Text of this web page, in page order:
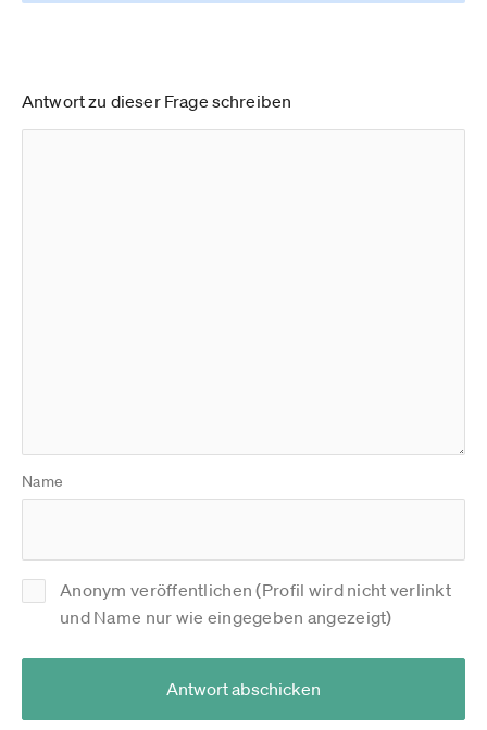
Antwort zu dieser Frage schreiben
Name
Anonym veröffentlichen (Profil wird nicht verlinkt
und Name nur wie eingegeben angezeigt)
Antwort abschicken